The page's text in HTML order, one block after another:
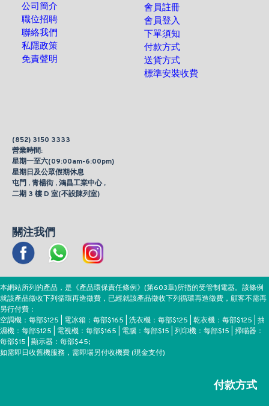
公司簡介
職位招聘
聯絡我們
私隱政策
免責聲明
會員註冊
會員登入
下單須知
付款方式
送貨方式
標準安裝收費
(852) 3150 3333
營業時間:
星期一至六(09:00am-6:00pm)
星期日及公眾假期休息
屯門 , 青楊街 , 鴻昌工業中心 ,
二期 3 樓 D 室(不設陳列室)
關注我們
本網站所列的產品，是《產品環保責任條例》(第603章)所指的受管制電器。該條例
就該產品徵收下列循環再造徵費，已經就該產品徵收下列循環再造徵費，顧客不需再
另行付費：
空調機：每部$125 | 電冰箱：每部$165 | 洗衣機：每部$125 | 乾衣機：每部$125 | 抽
濕機：每部$125 | 電視機：每部$165 | 電腦：每部$15 | 列印機：每部$15 | 掃瞄器：
每部$15 | 顯示器：每部$45;
如需即日收舊機服務，需即場另付收機費 (現金支付)
付款方式